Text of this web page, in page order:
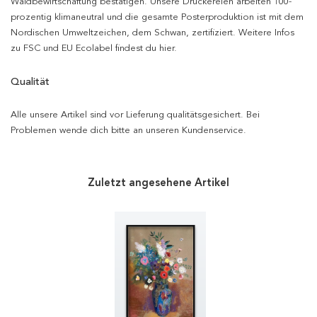
prozentig klimaneutral und die gesamte Posterproduktion ist mit dem
Nordischen Umweltzeichen, dem Schwan, zertifiziert. Weitere Infos
zu FSC und EU Ecolabel findest du hier.
Qualität
Alle unsere Artikel sind vor Lieferung qualitätsgesichert. Bei
Problemen wende dich bitte an unseren Kundenservice.
Zuletzt angesehene Artikel